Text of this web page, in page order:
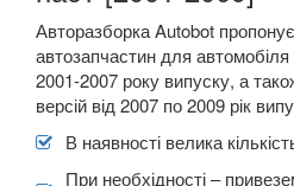
Авторазборка Autobot
автозапчастин для
2001-2007 року випуску, а
версій від 2007 по 2009 рік
В наявності велика
При необхідності –